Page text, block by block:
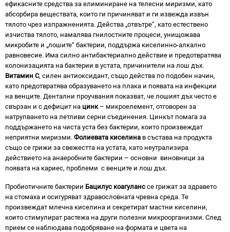
ефикасните средства за елиминиране на телесни миризми, като
абсорбира веществата, които ги причиняват и ги извежда извън
тялото чрез изпражненията. Действа „отвътре“, като естествено
изчиства тялото, намалява гнилостните процеси, унищожава
микробите и „лошите“ бактерии, поддържа киселинно-алкално
равновесие. Има силно антибактериално действие и предотвратява
колонизацията на бактерии в устата, причинители на лош дъх.
Витамин С, силен антиоксидант, също действа по подобен начин,
като предотвратява образуването на плака и появата на инфекции
на венците. Дентални проучвания показват, че лошият дъх често е
свързан и с дефицит на цинк– микроелемент, отговорен за
натрупването на летливи серни съединения. Цинкът помага за
поддържането на чиста уста без бактерии, които произвеждат
неприятни миризми. Фолиевата киселина в състава на продукта
също се грижи за свежестта на устата, като неутрализира
действието на анаеробните бактерии – основни виновници за
появата на кариес, проблеми с венците и лош дъх.
Пробиотичните бактерии Бацилус коагуланс се грижат за здравето
на стомаха и осигуряват здравословната чревна среда. Те
произвеждат млечна киселина и секретират мастни киселини,
които стимулират растежа на други полезни микроорганизми. След
прием се наблюдава подобряване на формата и цвета на